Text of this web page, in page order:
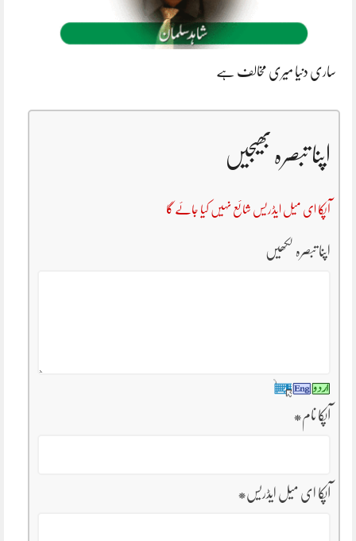
ساری دنیا میری مخالف ہے
اپنا تبصرہ بھیجیں
آپکا ای میل ایڈریس شائع نہیں کیا جائے گا
اپنا تبصرہ لکھیں
آپکا نام*
آپکا ای میل ایڈریس*